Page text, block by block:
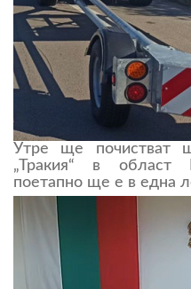
Утре ще почистват
„Тракия“ в област
поетапно ще е в една